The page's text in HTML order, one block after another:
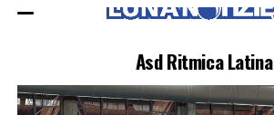
Asd Ritmica Latina